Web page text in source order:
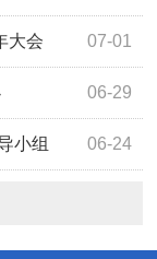
07-01
大会
06-29
06-24
小组